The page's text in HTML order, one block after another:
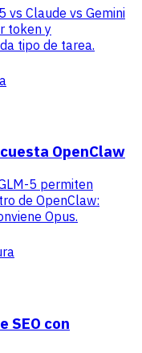
vs Claude vs Gemini
token y
tipo de tarea.
OpenClaw
5 permiten
de OpenClaw:
Opus.
SEO con